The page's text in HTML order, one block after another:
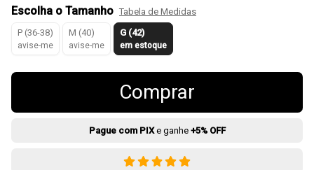
Escolha o Tamanho Tabela de Medidas
P (36-38)
avise-me
M (40)
avise-me
G (42)
em estoque
Comprar
Pague com PIXe ganhe +5% OFF